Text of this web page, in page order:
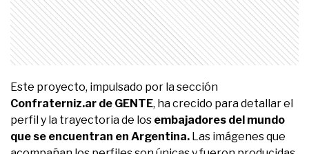
Este proyecto, impulsado por la sección
Confraterniz.ar de GENTE, ha crecido para detallar el
perfil y la trayectoria de los embajadores del mundo
que se encuentran en Argentina. Las imágenes que